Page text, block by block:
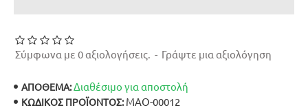
ΑΠΟΘΕΜΑ:Διαθέσιμο για αποστολή
ΚΩΔΙΚΌΣ ΠΡΟΪΌΝΤΟΣ: ΜΑΟ-00012
Σύμφωνα με 0 αξιολογήσεις. - Γράψτε μια αξιολόγηση